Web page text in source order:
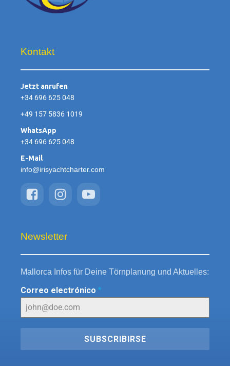
Kontakt
Jetzt anrufen
+34 696 625 048
+49 157 5836 1019
WhatsApp
+34 696 625 048
E-Mail
info@irisyachtcharter.com
Newsletter
Mallorca Infos für Deine Törnplanung und Aktuelles:
Correo electrónico *
SUBSCRIBIRSE